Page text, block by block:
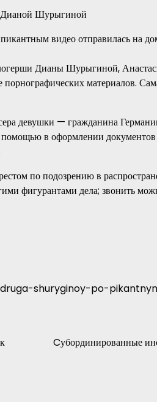
Дианой Шурыгиной
Дианы Шурыгиной,
материалов.
девушки — гражданина
в оформлении
по подозрению в
фигурантами дела; звонить
shuryginoy-po-
Cубординированные